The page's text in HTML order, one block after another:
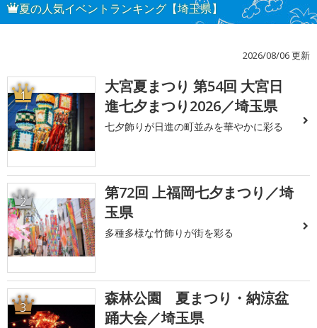
夏の人気イベントランキング【埼玉県】
2026/08/06 更新
1
大宮夏まつり 第54回 大宮日
進七夕まつり2026／埼玉県
七夕飾りが日進の町並みを華やかに彩る
2
第72回 上福岡七夕まつり／埼
玉県
多種多様な竹飾りが街を彩る
3
森林公園 夏まつり・納涼盆
踊大会／埼玉県